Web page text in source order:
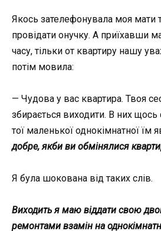
Якось зателефонувала моя мати
провідати онучку. А приїхавши
часу, тільки от квартиру нашу
потім мовила:
— Чудова у вас квартира. Твоя
збирається виходити. В них
тої маленької однокімнатної їм
добре, якби ви обмінялися
Я була шокована від таких слів.
Виходить я маю віддати свою
ремонтами взамін на